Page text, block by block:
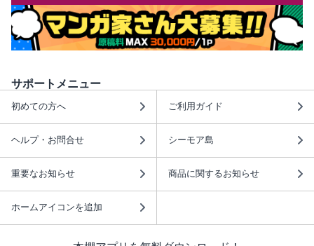
サポートメニュー
初めての方へ ご利用ガイド
ヘルプ・お問合せ シーモア島
重要なお知らせ 商品に関するお知らせ
ホームアイコンを追加